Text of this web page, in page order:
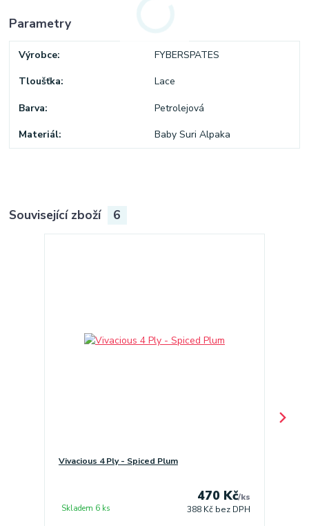
Parametry
Výrobce FYBERSPATES
Tloušťka Lace
Barva Petrolejová
Materiál Baby Suri Alpaka
Související zboží 6
Vivacious 4 Ply - Spiced Plum
470 Kč/ks
388 Kč bez DPH
Skladem 6 ks